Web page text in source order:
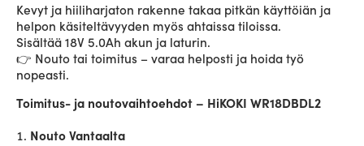
Kevyt ja hiiliharjaton rakenne takaa pitkän käyttöiän ja
helpon käsiteltävyyden myös ahtaissa tiloissa.
Sisältää 18V 5.0Ah akun ja laturin.
👉 Nouto tai toimitus – varaa helposti ja hoida työ
nopeasti.
Toimitus- ja noutovaihtoehdot – HiKOKI WR18DBDL2
Nouto Vantaalta